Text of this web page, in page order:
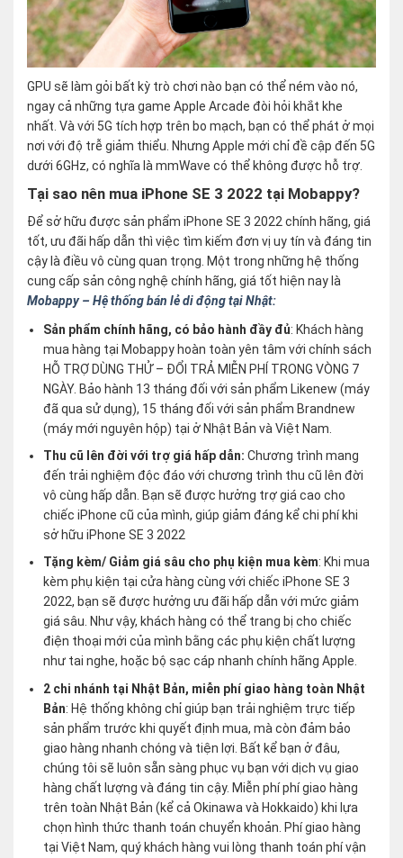
GPU sẽ làm gỏi bất kỳ trò chơi nào bạn có thể ném vào nó,
ngay cả những tựa game Apple Arcade đòi hỏi khắt khe
nhất. Và với 5G tích hợp trên bo mạch, bạn có thể phát ở mọi
nơi với độ trễ giảm thiểu. Nhưng Apple mới chỉ đề cập đến 5G
dưới 6GHz, có nghĩa là mmWave có thể không được hỗ trợ.
Tại sao nên mua iPhone SE 3 2022 tại Mobappy?
Để sở hữu được sản phẩm iPhone SE 3 2022 chính hãng, giá
tốt, ưu đãi hấp dẫn thì việc tìm kiếm đơn vị uy tín và đáng tin
cậy là điều vô cùng quan trọng. Một trong những hệ thống
cung cấp sản công nghệ chính hãng, giá tốt hiện nay là
Mobappy – Hệ thống bán lẻ di động tại Nhật:
Sản phẩm chính hãng, có bảo hành đầy đủ: Khách hàng
mua hàng tại Mobappy hoàn toàn yên tâm với chính sách
HỖ TRỢ DÙNG THỬ – ĐỔI TRẢ MIỄN PHÍ TRONG VÒNG 7
NGÀY. Bảo hành 13 tháng đối với sản phẩm Likenew (máy
đã qua sử dụng), 15 tháng đối với sản phẩm Brandnew
(máy mới nguyên hộp) tại ở Nhật Bản và Việt Nam.
Thu cũ lên đời với trợ giá hấp dẫn: Chương trình mang
đến trải nghiệm độc đáo với chương trình thu cũ lên đời
vô cùng hấp dẫn. Bạn sẽ được hưởng trợ giá cao cho
chiếc iPhone cũ của mình, giúp giảm đáng kể chi phí khi
sở hữu iPhone SE 3 2022
Tặng kèm/ Giảm giá sâu cho phụ kiện mua kèm: Khi mua
kèm phụ kiện tại cửa hàng cùng với chiếc iPhone SE 3
2022, bạn sẽ được hưởng ưu đãi hấp dẫn với mức giảm
giá sâu. Như vậy, khách hàng có thể trang bị cho chiếc
điện thoại mới của mình bằng các phụ kiện chất lượng
như tai nghe, hoặc bộ sạc cáp nhanh chính hãng Apple.
2 chi nhánh tại Nhật Bản, miễn phí giao hàng toàn Nhật
Bản: Hệ thống không chỉ giúp bạn trải nghiệm trực tiếp
sản phẩm trước khi quyết định mua, mà còn đảm bảo
giao hàng nhanh chóng và tiện lợi. Bất kể bạn ở đâu,
chúng tôi sẽ luôn sẵn sàng phục vụ bạn với dịch vụ giao
hàng chất lượng và đáng tin cậy. Miễn phí phí giao hàng
trên toàn Nhật Bản (kể cả Okinawa và Hokkaido) khi lựa
chọn hình thức thanh toán chuyển khoản. Phí giao hàng
tại Việt Nam, quý khách hàng vui lòng thanh toán phí vận